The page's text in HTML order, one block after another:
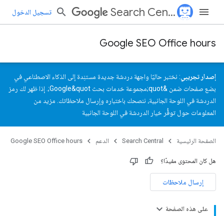
Search Central تسجيل الدخول
Google SEO Office hours
إصدار تجريبي : نختبر حاليًا واجهة دردشة جديدة مستنِدة إلى الذكاء الاصطناعي في
بضع صفحات ضمن &quot;مجموعة خدمات بحث Google&quot;. إذا ظهر لك رمز
الدردشة في اللوحة الجانبية، ننصحك باختباره وإرسال ملاحظاتك مزيد من
المعلومات حول توفُّر خيار الدردشة في اللوحة الجانبية
الصفحة الرئيسية Search Central الدعم Google SEO Office hours
هل كان المحتوى مفيدًا؟
إرسال ملاحظات
على هذه الصفحة